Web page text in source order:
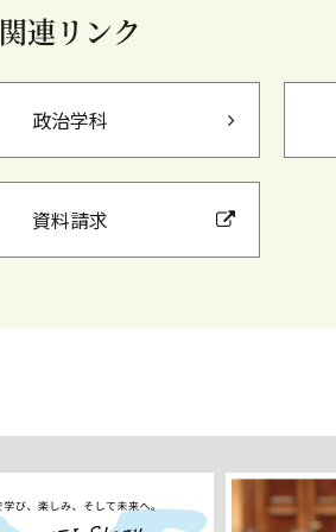
関連リンク
政治学科
資料請求